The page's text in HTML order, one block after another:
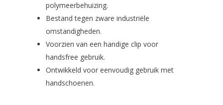
polymeerbehuizing.
Bestand tegen zware industriële
omstandigheden.
Voorzien van een handige clip voor
handsfree gebruik.
Ontwikkeld voor eenvoudig gebruik met
handschoenen.